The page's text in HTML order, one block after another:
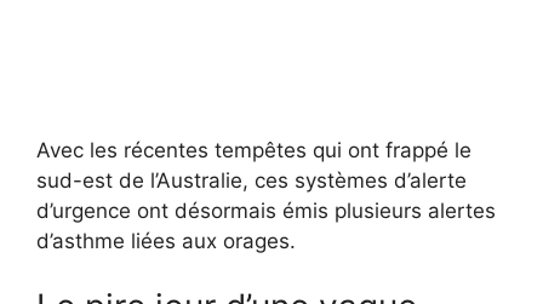
Avec les récentes tempêtes qui ont frappé le
sud-est de l’Australie, ces systèmes d’alerte
d’urgence ont désormais émis plusieurs alertes
d’asthme liées aux orages.